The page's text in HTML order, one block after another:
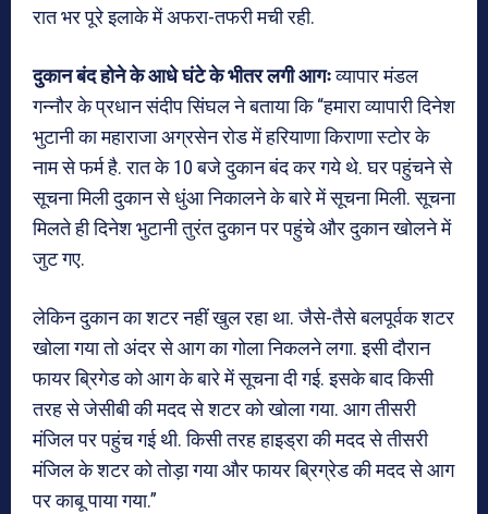
रात भर पूरे इलाके में अफरा-तफरी मची रही.
दुकान बंद होने के आधे घंटे के भीतर लगी आगःव्यापार मंडल
गन्नौर के प्रधान संदीप सिंघल ने बताया कि “हमारा व्यापारी दिनेश
भुटानी का महाराजा अग्रसेन रोड में हरियाणा किराणा स्टोर के
नाम से फर्म है. रात के 10 बजे दुकान बंद कर गये थे. घर पहुंचने से
सूचना मिली दुकान से धुंआ निकालने के बारे में सूचना मिली. सूचना
मिलते ही दिनेश भुटानी तुरंत दुकान पर पहुंचे और दुकान खोलने में
जुट गए.
लेकिन दुकान का शटर नहीं खुल रहा था. जैसे-तैसे बलपूर्वक शटर
खोला गया तो अंदर से आग का गोला निकलने लगा. इसी दौरान
फायर ब्रिगेड को आग के बारे में सूचना दी गई. इसके बाद किसी
तरह से जेसीबी की मदद से शटर को खोला गया. आग तीसरी
मंजिल पर पहुंच गई थी. किसी तरह हाइड्रा की मदद से तीसरी
मंजिल के शटर को तोड़ा गया और फायर ब्रिग्रेड की मदद से आग
पर काबू पाया गया.”